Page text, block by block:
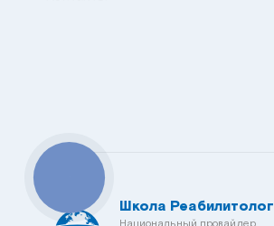
Школа Реабилитолог
Национальный провайдер